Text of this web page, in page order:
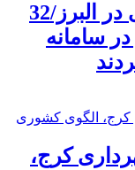
کاهش نرخ بیکاری در البرز/32
سامانه
کرج،